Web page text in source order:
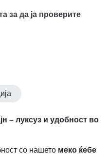
за да ја проверите
– луксуз и удобност во
со нашето меко ќебе